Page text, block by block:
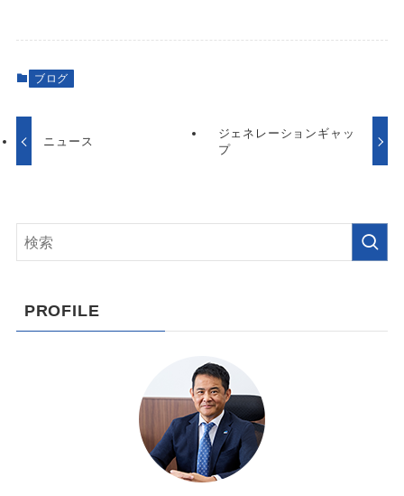
ブログ
ニュース
ジェネレーションギャッ
プ
PROFILE